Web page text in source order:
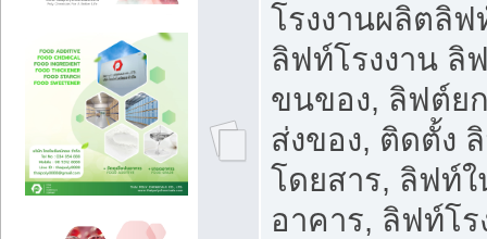
โรงงานผลิตลิ
ลิฟท์โรงงาน ลิ
ขนของ, ลิฟต์ย
ส่งของ, ติดตั้ง
โดยสาร, ลิฟท์
อาคาร, ลิฟท์โ